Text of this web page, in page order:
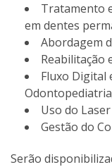
Tratamento
em dentes
Abordagem
Reabilitação
Fluxo Digital
Uso do
Gestão do
Serão